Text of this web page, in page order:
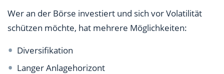
Wer an der Börse investiert und sich vor Volatilität
schützen möchte, hat mehrere Möglichkeiten:
Diversifikation
Langer Anlagehorizont